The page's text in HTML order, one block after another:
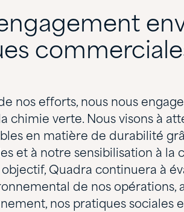
nos efforts, nous nous
chimie verte. Nous visons à
en matière de durabilité
et à notre sensibilisation à la
Quadra continuera à
de nos opérations,
nos pratiques sociales